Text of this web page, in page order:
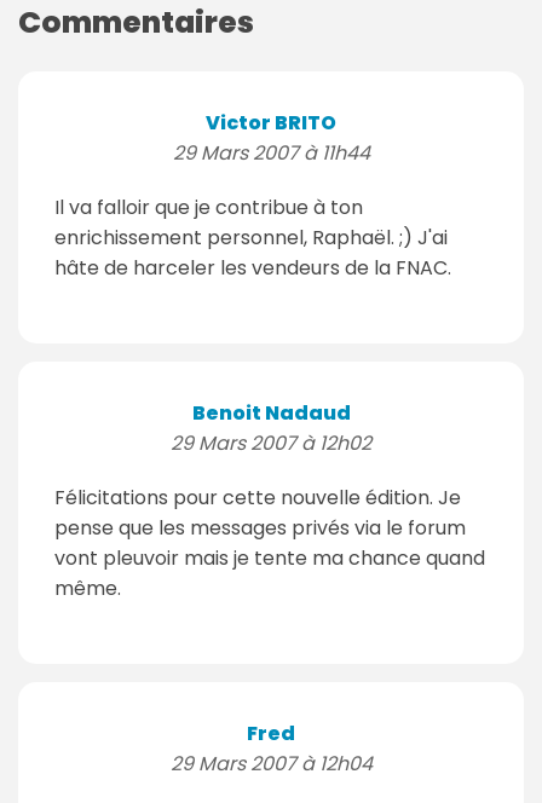
Commentaires
Victor BRITO
29 Mars 2007 à 11h44
Il va falloir que je contribue à ton
enrichissement personnel, Raphaël. ;) J'ai
hâte de harceler les vendeurs de la FNAC.
Benoit Nadaud
29 Mars 2007 à 12h02
Félicitations pour cette nouvelle édition. Je
pense que les messages privés via le forum
vont pleuvoir mais je tente ma chance quand
même.
Fred
29 Mars 2007 à 12h04